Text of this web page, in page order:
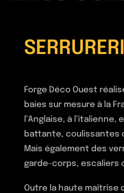
Réalisations
Patrimoine
Serrurerie –
Ferrures de
Textures
Forge Déco Ouest
baies sur mesure à la
l’Anglaise, à l’italienne,
battante, coulissantes
Mais également des
garde-corps, escaliers
Outre la haute maîtrise